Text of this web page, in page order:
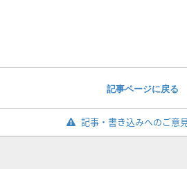
記事ページに戻る
記事・書き込みへのご意